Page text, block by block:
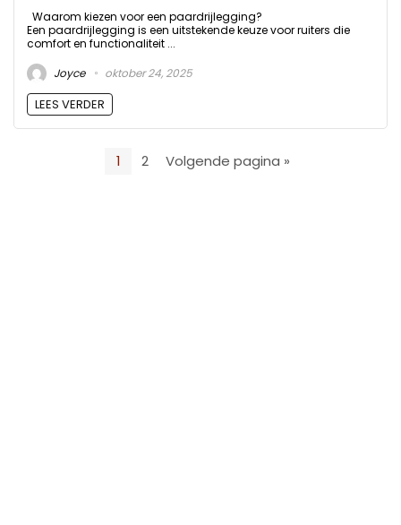
Waarom kiezen voor een paardrijlegging?
Een paardrijlegging is een uitstekende keuze voor ruiters die
comfort en functionaliteit ...
Joyce
oktober 24, 2025
LEES VERDER
1 2 Volgende pagina »